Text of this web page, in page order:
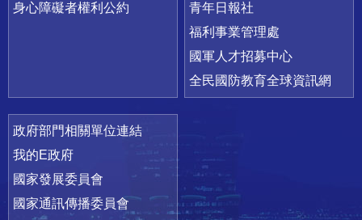
身心障礙者權利公約
青年日報社
福利事業管理處
國軍人才招募中心
全民國防教育全球資訊網
政府部門相關單位連結
我的E政府
國家發展委員會
國家通訊傳播委員會